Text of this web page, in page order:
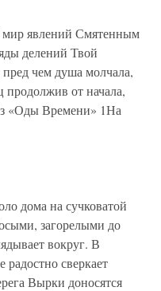
мир явлений Смятенным
делений Твой
чем душа молчала,
продолжив от начала,
«Оды Времени» 1На
дома на сучковатой
загорелыми до
вокруг. В
сверкает
Вырки доносятся